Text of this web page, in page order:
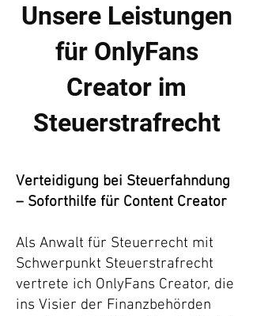
Unsere Leistungen
für OnlyFans
Creator im
Steuerstrafrecht
Verteidigung bei Steuerfahndung
– Soforthilfe für Content Creator
Als Anwalt für Steuerrecht mit
Schwerpunkt Steuerstrafrecht
vertrete ich OnlyFans Creator, die
ins Visier der Finanzbehörden